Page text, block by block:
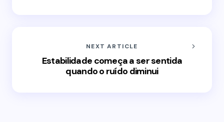
NEXT ARTICLE
Estabilidade começa a ser sentida
quando o ruído diminui